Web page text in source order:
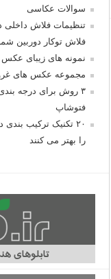
سوالات عکاسی
تنظیمات فلاش داخلی
فلاش توکار دوربین
نمونه های زیبای
مجموعه عکس های
۳ روش برای درجه
فتوشاپ
۲۰ تکنیک ترکیب
را بهتر می کنند